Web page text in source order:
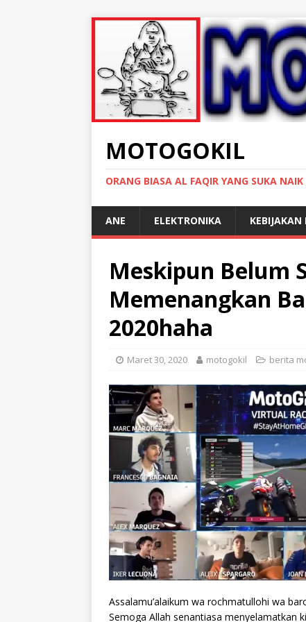
MOTOGOKIL
ORANG BIASA AL FAQIR YANG SUKA
ANE ELEKTRONIKA KEBIJAKAN
Meskipun Belum
Memenangkan
2020haha
Maret 30, 2020 motogokil berita
Assalamu’alaikum wa rochmatullohi wa
Semoga Allah senantiasa menyelamatkan